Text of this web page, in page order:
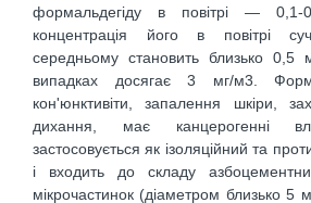
формальдегіду в повітрі —
концентрація його в повітрі
середньому становить близько
випадках досягає 3 мг/м3.
кон'юнктивіти, запалення шкіри,
дихання, має канцерогенні
застосовується як ізоляційний та
і входить до складу
мікрочастинок (діаметром близько 5